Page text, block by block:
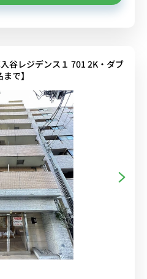
谷レジデンス１ 701 2K・ダブ
で】